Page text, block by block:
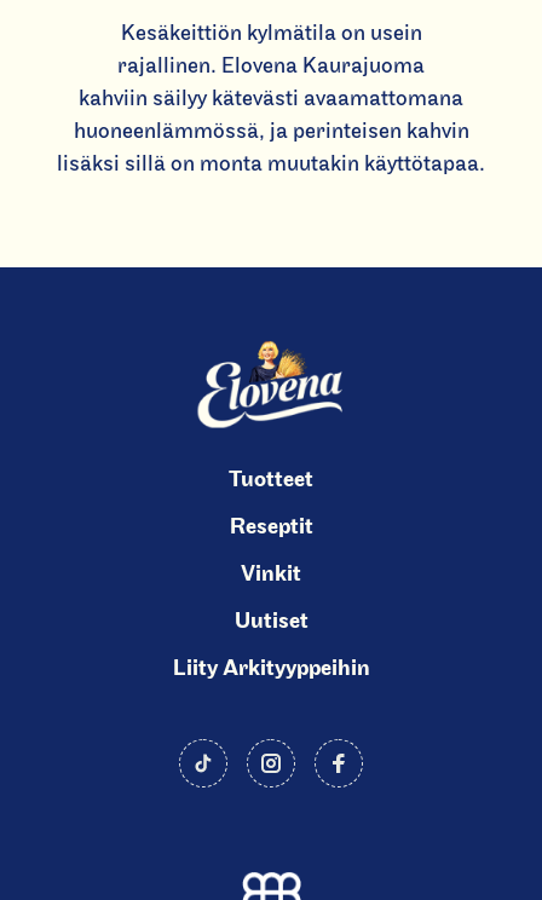
Kesäkeittiön kylmätila on usein
rajallinen. Elovena Kaurajuoma
kahviin säilyy kätevästi avaamattomana
huoneenlämmössä, ja perinteisen kahvin
lisäksi sillä on monta muutakin käyttötapaa.
Tuotteet
Reseptit
Vinkit
Uutiset
Liity Arkityyppeihin